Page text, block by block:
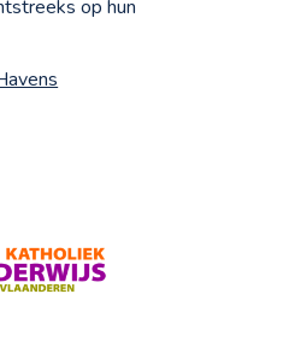
op hun